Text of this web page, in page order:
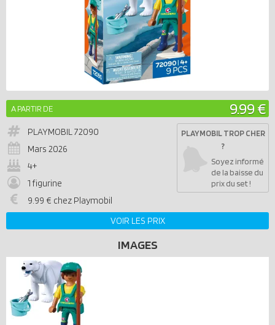
A PARTIR DE 9.99 €
PLAYMOBIL72090
Mars 2026
4+
1 figurine
9.99 € chez Playmobil
PLAYMOBIL TROP CHER
?
Soyez informé
de la baisse du
prix du set !
VOIR LES PRIX
IMAGES